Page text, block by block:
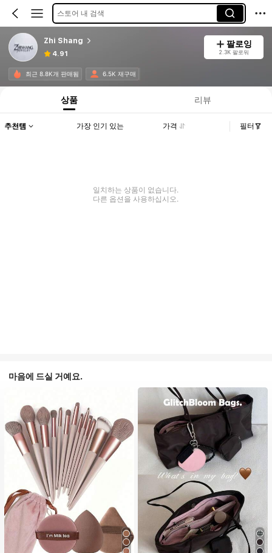
스토어 내 검색
Zhi Shang
4.91
팔로잉
2.3K 팔로워
최근 8.8K개 판매됨 6.5K 재구매
상품 리뷰
추천템 가장 인기 있는 가격 필터
일치하는 상품이 없습니다.
다른 옵션을 사용하십시오.
마음에 드실 거예요.